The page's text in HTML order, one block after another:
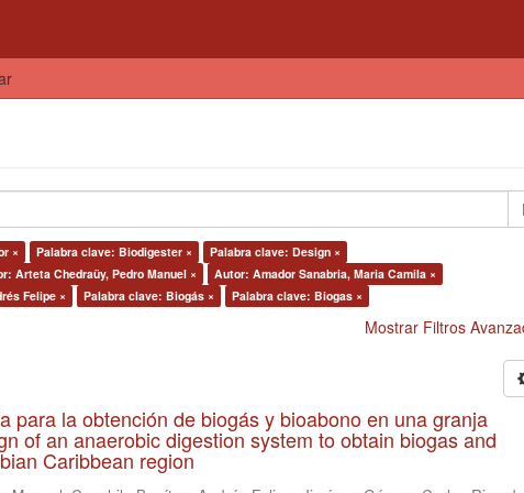
× Palabra clave: Biodigester ×
Palabra clave: Design ×
Arteta Chedraüy, Pedro Manuel ×
Autor: Amador Sanabria, Maria Camila ×
Felipe × Palabra clave: Biogás × Palabra clave: Biogas ×
Mostrar Filtros
para la obtención de biogás y bioabono en una granja
of an anaerobic digestion system to obtain biogas and
Caribbean region